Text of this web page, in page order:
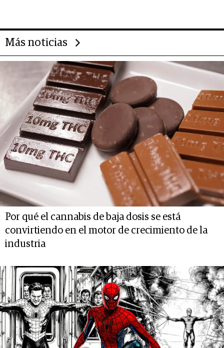
Más noticias
Por qué el cannabis de baja dosis se está
convirtiendo en el motor de crecimiento de la
industria